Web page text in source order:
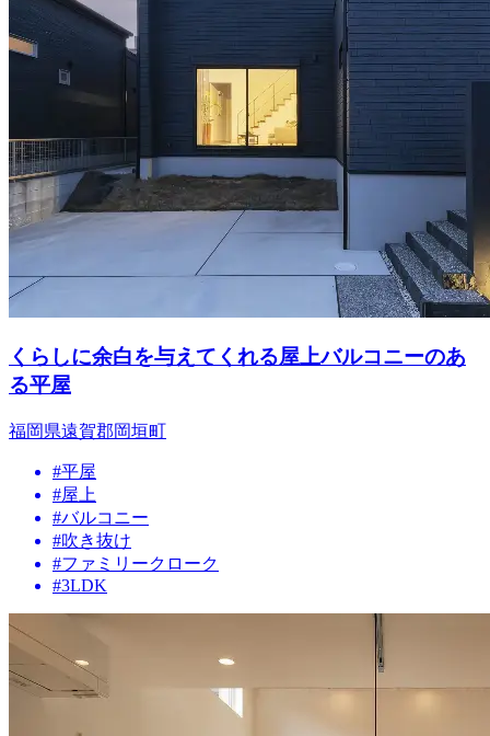
くらしに余白を与えてくれる屋上バルコニーのあ
る平屋
福岡県遠賀郡岡垣町
#平屋
#屋上
#バルコニー
#吹き抜け
#ファミリークローク
#3LDK